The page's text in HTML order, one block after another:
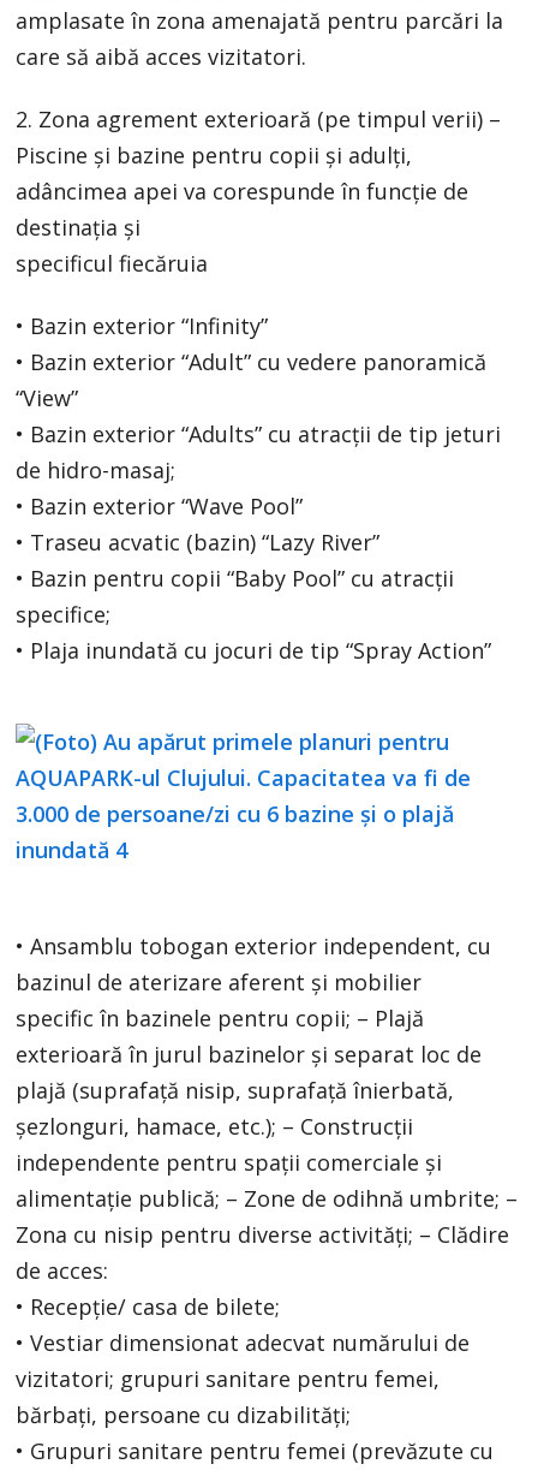
amplasate în zona amenajată pentru parcări la
care să aibă acces vizitatori.
2. Zona agrement exterioară (pe timpul verii) –
Piscine și bazine pentru copii și adulți,
adâncimea apei va corespunde în funcție de
destinația și
specificul fiecăruia
• Bazin exterior “Infinity”
• Bazin exterior “Adult” cu vedere panoramică
“View”
• Bazin exterior “Adults” cu atracții de tip jeturi
de hidro-masaj;
• Bazin exterior “Wave Pool”
• Traseu acvatic (bazin) “Lazy River”
• Bazin pentru copii “Baby Pool” cu atracții
specifice;
• Plaja inundată cu jocuri de tip “Spray Action”
• Ansamblu tobogan exterior independent, cu
bazinul de aterizare aferent și mobilier
specific în bazinele pentru copii; – Plajă
exterioară în jurul bazinelor și separat loc de
plajă (suprafață nisip, suprafață înierbată,
șezlonguri, hamace, etc.); – Construcții
independente pentru spații comerciale și
alimentație publică; – Zone de odihnă umbrite; –
Zona cu nisip pentru diverse activități; – Clădire
de acces:
• Recepție/ casa de bilete;
• Vestiar dimensionat adecvat numărului de
vizitatori; grupuri sanitare pentru femei,
bărbați, persoane cu dizabilități;
• Grupuri sanitare pentru femei (prevăzute cu